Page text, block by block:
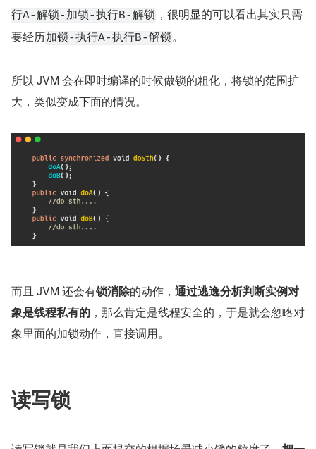
行A-解锁-加锁-执行B-解锁 ，很明显的可以看出其实只需
要经历加锁-执行A-执行B-解锁。
所以 JVM 会在即时编译的时候做锁的粗化，将锁的范围扩
大，类似变成下面的情况。
而且 JVM 还会有锁消除的动作， 通过逃逸分析判断实例对
象是线程私有的 ，那么肯定是线程安全的，于是就会忽略对
象里面的加锁动作，直接调用。
读写锁